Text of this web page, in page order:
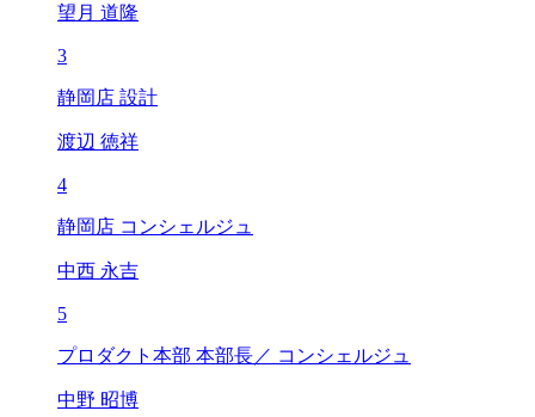
望月 道隆
3
静岡店 設計
渡辺 徳祥
4
静岡店 コンシェルジュ
中西 永吉
5
プロダクト本部 本部長／ コンシェルジュ
中野 昭博